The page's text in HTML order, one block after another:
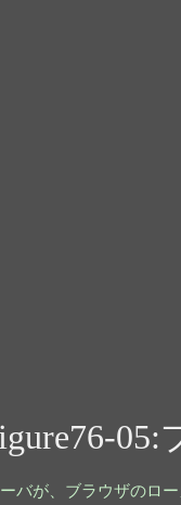
バが、ブラウザのロ